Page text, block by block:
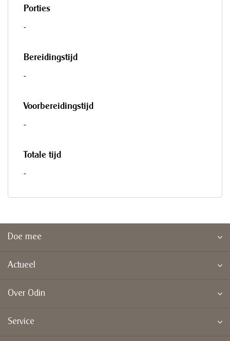
Porties
-
Bereidingstijd
-
Voorbereidingstijd
-
Totale tijd
-
Doe mee
Actueel
Over Odin
Service